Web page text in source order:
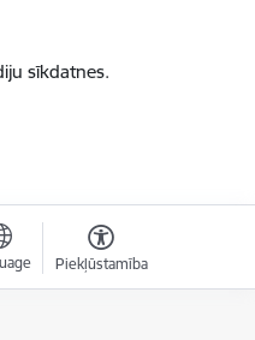
sīkdatnes.
Piekļūstamība